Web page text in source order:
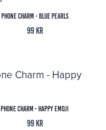
Phone Charm - Blue Pearls
99 kr
Phone Charm - Happy Emoji
99 kr